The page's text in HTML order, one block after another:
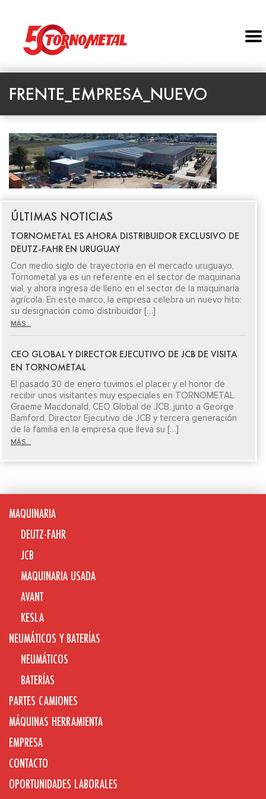
FRENTE_EMPRESA_NUEVO
ÚLTIMAS NOTICIAS
TORNOMETAL ES AHORA DISTRIBUIDOR EXCLUSIVO DE
DEUTZ-FAHR EN URUGUAY
Con medio siglo de trayectoria en el mercado uruguayo,
Tornometal ya es un referente en el sector de maquinaria
vial, y ahora ingresa de lleno en el sector de la maquinaria
agrícola. En este marco, la empresa celebra un nuevo hito:
su designación como distribuidor […]
MÁS...
CEO GLOBAL Y DIRECTOR EJECUTIVO DE JCB DE VISITA
EN TORNOMETAL
El pasado 30 de enero tuvimos el placer y el honor de
recibir unos visitantes muy especiales en TORNOMETAL.
Graeme Macdonald, CEO Global de JCB, junto a George
Bamford, Director Ejecutivo de JCB y tercera generación
de la familia en la empresa que lleva su […]
MÁS...
MAQUINARIA
DEUTZ-FAHR
JCB
MAQUINARIA USADA
AVANT
KESLA
NEUMÁTICOS Y BATERÍAS
NEUMÁTICOS
BATERÍAS
PARTES CAMIONES
MÁQUINAS HERRAMIENTA
EMPRESA
CONTACTO
OPORTUNIDADES LABORALES